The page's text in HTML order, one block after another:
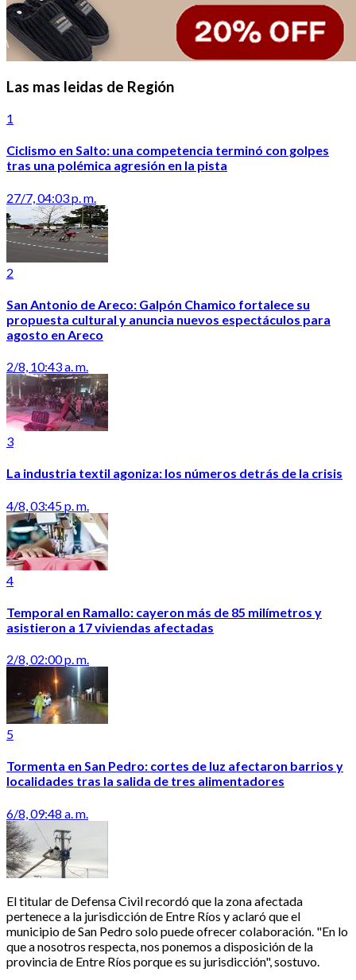
Las mas leidas de Región
1
Ciclismo en Salto: una competencia terminó con golpes
tras una polémica agresión en la pista
27/7, 04:03 p. m.
2
San Antonio de Areco: Galpón Chamico fortalece su
propuesta cultural y anuncia nuevos espectáculos para
agosto en Areco
2/8, 10:43 a. m.
3
La industria textil agoniza: los números detrás de la crisis
4/8, 03:45 p. m.
4
Temporal en Ramallo: cayeron más de 85 milímetros y
asistieron a 17 viviendas afectadas
2/8, 02:00 p. m.
5
Tormenta en San Pedro: cortes de luz afectaron barrios y
localidades tras la salida de tres alimentadores
6/8, 09:48 a. m.
El titular de Defensa Civil recordó que la zona afectada
pertenece a la jurisdicción de Entre Ríos y aclaró que el
municipio de San Pedro solo puede ofrecer colaboración. "En lo
que a nosotros respecta, nos ponemos a disposición de la
provincia de Entre Ríos porque es su jurisdicción", sostuvo.